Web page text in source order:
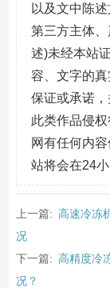
以及文中陈
第三方主体
述)未经本站
容、文字的
保证或承诺
此类作品侵
网有任何内
站将会在24小
上一篇: 高速冷冻
况
下一篇: 高精度冷
况？